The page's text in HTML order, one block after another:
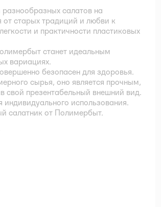
салатов на
от старых традиций и любви к
и практичности пластиковых
станет идеальным
вариациях.
безопасен для здоровья.
сырья, оно является прочным,
свой презентабельный внешний вид.
использования.
салатник от Полимербыт.